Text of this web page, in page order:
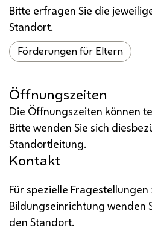
Bitte erfragen Sie die
Standort.
Förderungen für Eltern
Öffnungszeiten
Die Öffnungszeiten können
Bitte wenden Sie sich
Standortleitung.
Kontakt
Für spezielle
Bildungseinrichtung wenden
den Standort.